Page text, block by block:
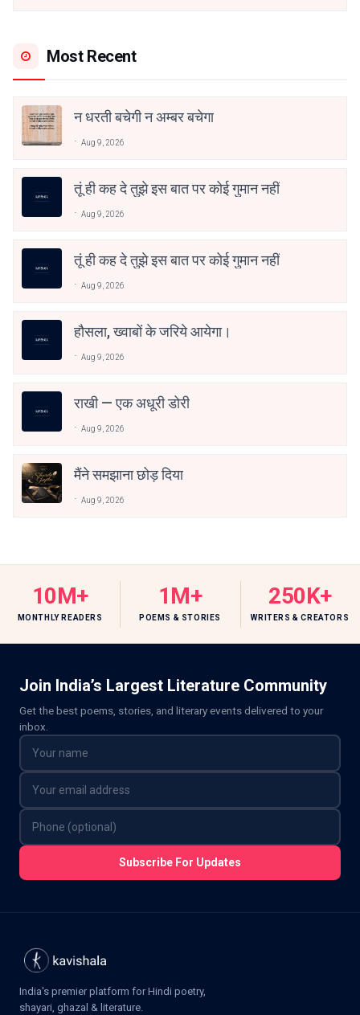
Most Recent
न धरती बचेगी न अम्बर बचेगा
Aug 9, 2026
तूं ही कह दे तुझे इस बात पर कोई गुमान नहीं
Aug 9, 2026
तूं ही कह दे तुझे इस बात पर कोई गुमान नहीं
Aug 9, 2026
हौसला, ख्वाबों के जरिये आयेगा।
Aug 9, 2026
राखी — एक अधूरी डोरी
Aug 9, 2026
मैंने समझाना छोड़ दिया
Aug 9, 2026
10M+
MONTHLY READERS
1M+
POEMS & STORIES
250K+
WRITERS & CREATORS
Join India’s Largest Literature Community
Get the best poems, stories, and literary events delivered to your
inbox.
Subscribe For Updates
India's premier platform for Hindi poetry,
shayari, ghazal & literature.